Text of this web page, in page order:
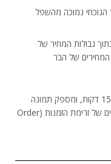
נמוכה מהשפל
גבולות המחיר של
של הבר
האינדיקטור מומלץ לשימוש בזמנים של 30 ו-15 דקות, ומספק תמונה
ברורה יותר על פעולת המחיר בהשוואה לגרפים של זרימת הזמנות (Order